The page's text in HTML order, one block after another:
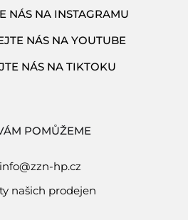
POMŮŽEME
info@zzn-hp.cz
našich prodejen
NÁS NA INSTAGRAMU
NÁS NA YOUTUBE
NÁS NA TIKTOKU